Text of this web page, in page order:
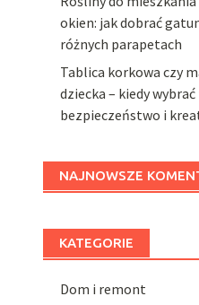
okien: jak dobrać
różnych parapetach
Tablica korkowa czy
dziecka – kiedy
bezpieczeństwo i
NAJNOWSZE
KATEGORIE
Dom i remont